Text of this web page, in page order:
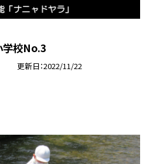
学校No.3
更新日 2022/11/22